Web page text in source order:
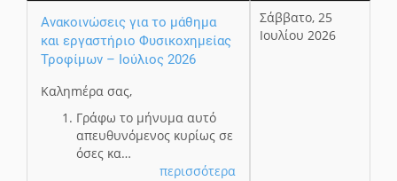
Ημερομηνία
Ανακοινώσεις για το μάθημα
και εργαστήριο Φυσικοχημείας
Τροφίμων – Ιούλιος 2026
Καληmέρα σας,
Γράφω το μήνυμα αυτό
απευθυνόμενος κυρίως σε
όσες κα…
περισσότερα
Σάββατο, 25
Ιουλίου 2026